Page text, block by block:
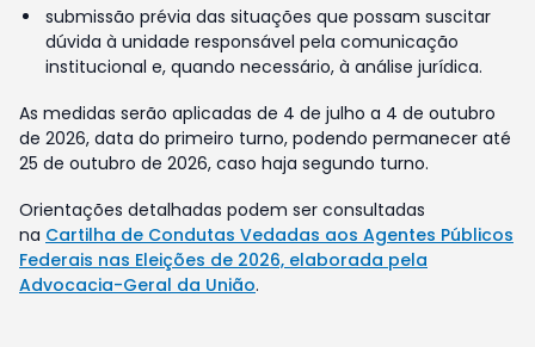
submissão prévia das situações que possam suscitar
dúvida à unidade responsável pela comunicação
institucional e, quando necessário, à análise jurídica.
As medidas serão aplicadas de 4 de julho a 4 de outubro
de 2026, data do primeiro turno, podendo permanecer até
25 de outubro de 2026, caso haja segundo turno.
Orientações detalhadas podem ser consultadas
na Cartilha de Condutas Vedadas aos Agentes Públicos
Federais nas Eleições de 2026, elaborada pela
Advocacia-Geral da União.